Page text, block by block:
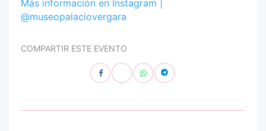
Más información en Instagram |
@museopalaciovergara
COMPARTIR ESTE EVENTO